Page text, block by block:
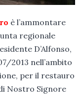
è l’ammontare
regionale
D’Alfonso,
2013 nell’ambito
per il restauro
Nostro Signore